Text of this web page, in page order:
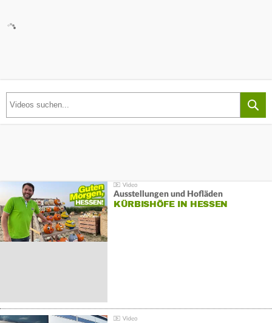
Ausstellungen und Hofläden
KÜRBISHÖFE IN HESSEN